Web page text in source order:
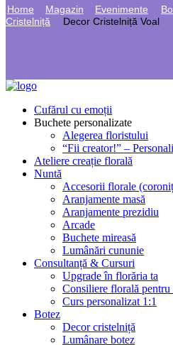
Home Magazin Evenimente
Cristelniță
Decor Cristelniță Voal
Cufărul cu emoții
Buchete personalizate
Alegerea floristului
“Fii creator!” –
Ateliere creație florală
Nuntă
Accesorii florale
Aranjamente masă
Aranjamente prezidiu
Arcade
Buchete mireasă
Lumânări cununie
Consultanță & Cursuri
Upgrade în florăria ta
Consiliere florală pentru
Curs personalizat 1:1
Botez
Decor cristelniță
Lumânare botez